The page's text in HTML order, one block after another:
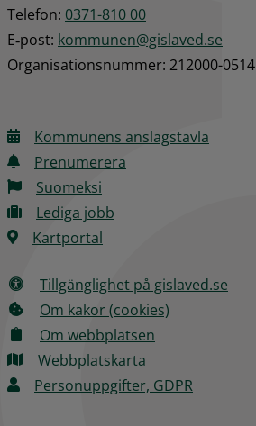
Telefon: 0371-810 00
E‑post: kommunen@gislaved.se
Organisationsnummer: 212000-0514
Kommunens anslagstavla
Prenumerera
Suomeksi
Lediga jobb
Kartportal
Tillgänglighet på gislaved.se
Om kakor (cookies)
Om webbplatsen
Webbplatskarta
Personuppgifter, GDPR